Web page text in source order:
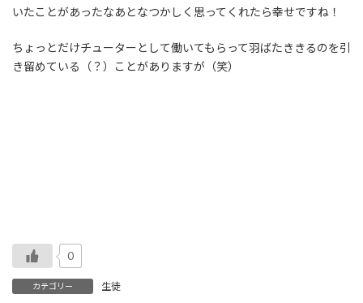
いたことがあったなあとなつかしく思ってくれたら幸せですね！
ちょっとだけチューターとして働いてもらって羽ばたききるのを引
き留めている（？）ことがありますが（笑）
0
カテゴリー 生徒